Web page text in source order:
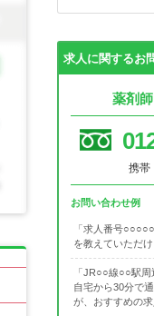
求人に関するお
薬剤
携帯
お問い合わせ例
「求人番号
を教えていただけ
「JR○○線○○駅周
自宅から30分で
が、おすすめの求